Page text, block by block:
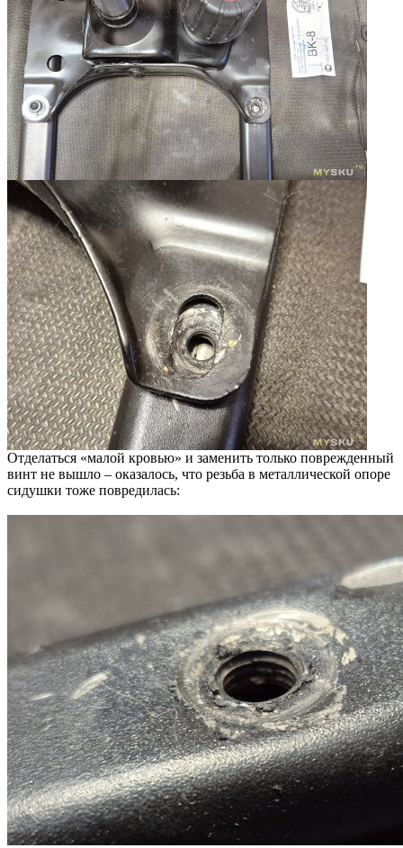
Отделаться «малой кровью» и заменить только поврежденный
винт не вышло – оказалось, что резьба в металлической опоре
сидушки тоже повредилась: